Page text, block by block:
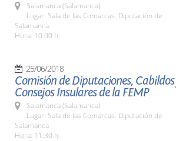
Salamanca (Salamanca)
Lugar: Sala de las Comarcas. Diputación de
Salamanca
Hora: 10.00 h.
25/06/2018
Comisión de Diputaciones, Cabildos
Consejos Insulares de la FEMP
Salamanca (Salamanca)
Lugar: Sala de las Comarcas. Diputación de
Salamanca
Hora: 11:30 h.